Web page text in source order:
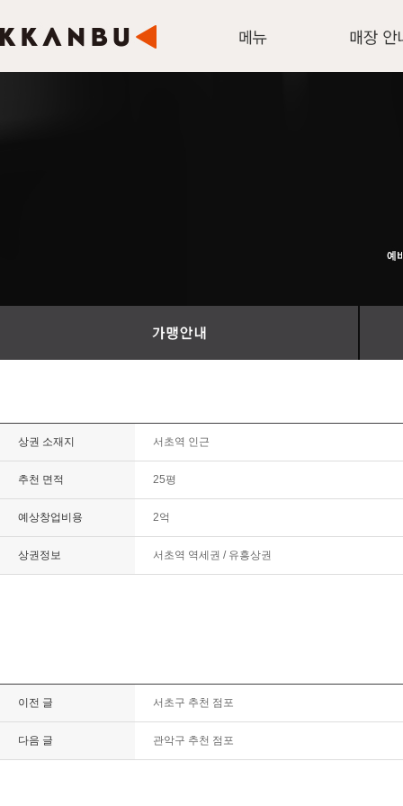
상권 소재지 서초역 인근
추천 면적 25평
예상창업비용 2억
상권정보 서초역 역세권 / 유흥상권
이전 글 서초구 추천 점포
다음 글 관악구 추천 점포